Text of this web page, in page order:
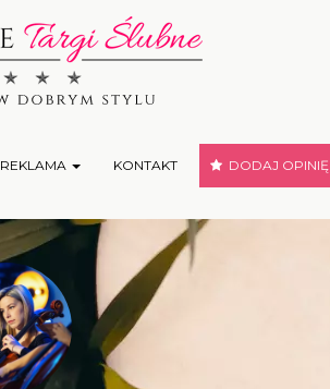
REKLAMA KONTAKT DODAJ OPINIĘ